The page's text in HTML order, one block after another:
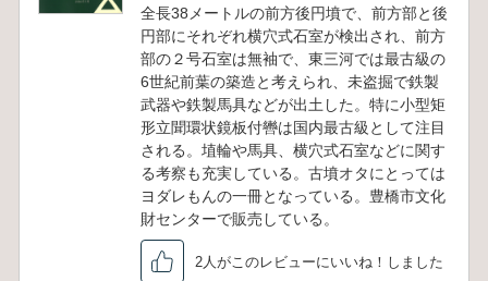
全長38メートルの前方後円墳で、前方部と後
円部にそれぞれ横穴式石室が検出され、前方
部の２号石室は無袖で、東三河では最古級の
6世紀前葉の築造と考えられ、未盗掘で鉄製
武器や鉄製馬具などが出土した。特に小型矩
形立聞環状鏡板付轡は国内最古級として注目
される。埴輪や馬具、横穴式石室などに関す
る考察も充実している。古墳オタにとっては
ヨダレもんの一冊となっている。豊橋市文化
財センターで販売している。
2人がこのレビューにいいね！しました